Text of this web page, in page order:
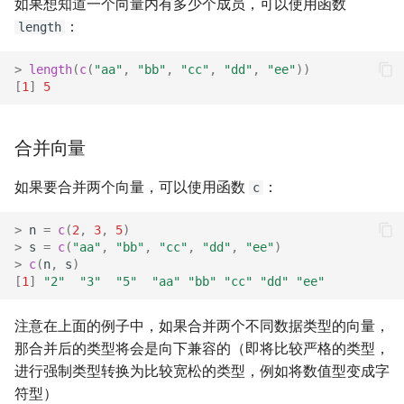
length ：
> length(c( "aa" , "bb" , "cc" , "dd" , "ee"))
[1 ] 5
合并向量
如果要合并两个向量，可以使用函数 c ：
> n = c(2 , 3, 5)
> s = c( "aa" , "bb" , "cc" , "dd" , "ee")
> c(n, s)
[1 ] "2" "3" "5" "aa" "bb" "cc" "dd" "ee"
注意在上面的例子中，如果合并两个不同数据类型的向量，
那合并后的类型将会是向下兼容的（即将比较严格的类型，
进行强制类型转换为比较宽松的类型，例如将数值型变成字
符型）